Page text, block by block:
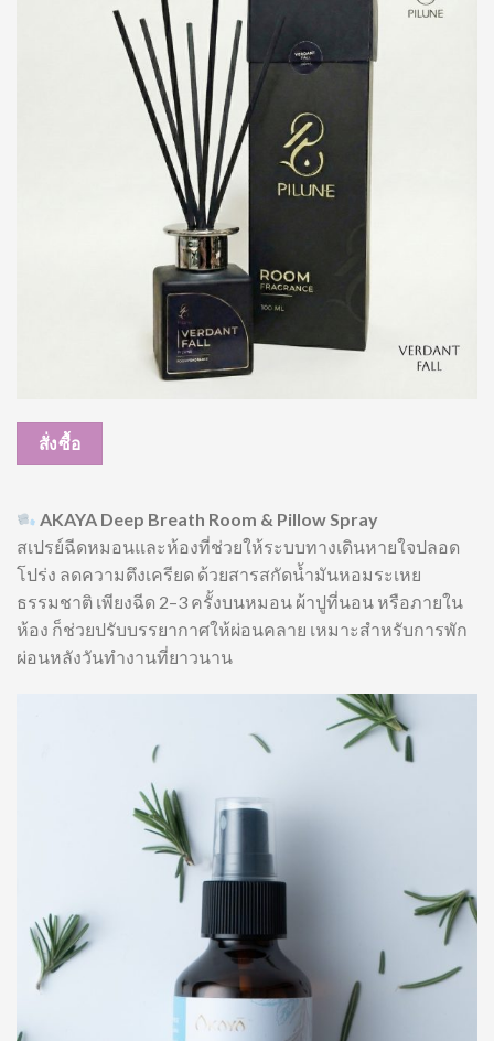
สั่งซื้อ
AKAYA Deep Breath Room & Pillow Spray
สเปรย์ฉีดหมอนและห้องที่ช่วยให้ระบบทางเดินหายใจปลอด
โปร่ง ลดความตึงเครียด ด้วยสารสกัดน้ำมันหอมระเหย
ธรรมชาติ เพียงฉีด 2–3 ครั้งบนหมอน ผ้าปูที่นอน หรือภายใน
ห้อง ก็ช่วยปรับบรรยากาศให้ผ่อนคลาย เหมาะสำหรับการพัก
ผ่อนหลังวันทำงานที่ยาวนาน